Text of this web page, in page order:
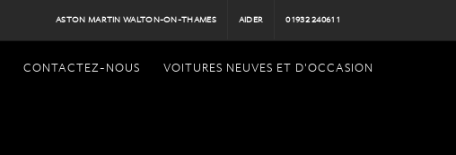
ASTON MARTIN WALTON-ON-THAMES AIDER 01932 240611
CONTACTEZ-NOUS VOITURES NEUVES ET D'OCCASION